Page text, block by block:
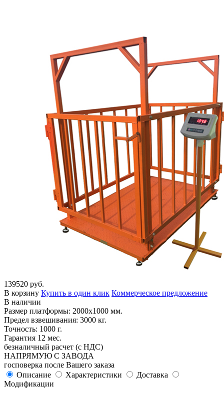
139520 руб.
В корзину Купить в один клик Коммерческое предложение
В наличии
Размер платформы: 2000х1000 мм.
Предел взвешивания: 3000 кг.
Точность: 1000 г.
Гарантия 12 мес.
безналичный расчет (с НДС)
НАПРЯМУЮ С ЗАВОДА
госповерка после Вашего заказа
Описание
Характеристики
Доставка
Модификации